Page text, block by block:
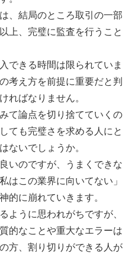
、結局のところ取引の一部
上、完璧に監査を行うこと
できる時間は限られていま
考え方を前提に重要だと判
ればなりません。
て論点を切り捨てていくの
ても完璧さを求める人にと
ないでしょうか。
いのですが、うまくできな
はこの業界に向いてない」
的に崩れていきます。
ように思われがちですが、
的なことや重大なエラーは
方、割り切りができる人が